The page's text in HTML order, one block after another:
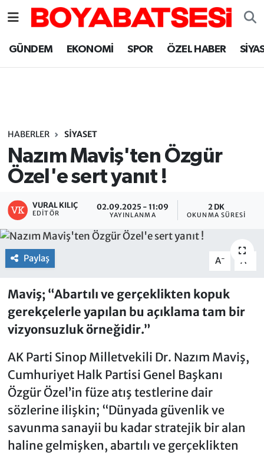
GÜNDEM EKONOMİ SPOR ÖZEL HABER
HABERLER SİYASET
Nazım Maviş'ten Özgür
Özel'e sert yanıt !
VURAL KILIÇ
EDITÖR
02.09.2025 - 11:09
YAYINLANMA
2 DK
OKUNMA SÜRESI
Paylaş A- A
Maviş; “Abartılı ve gerçeklikten kopuk
gerekçelerle yapılan bu açıklama tam bir
vizyonsuzluk örneğidir.”
AK Parti Sinop Milletvekili Dr. Nazım Maviş,
Cumhuriyet Halk Partisi Genel Başkanı
Özgür Özel’in füze atış testlerine dair
sözlerine ilişkin; “Dünyada güvenlik ve
savunma sanayii bu kadar stratejik bir alan
haline gelmişken, abartılı ve gerçeklikten
Sinop Nöbetçi Eczaneler
Sinop Trafik Yoğunluk Haritası
Süper Lig Puan Durumu ve Fikstür
Haber Arşivi